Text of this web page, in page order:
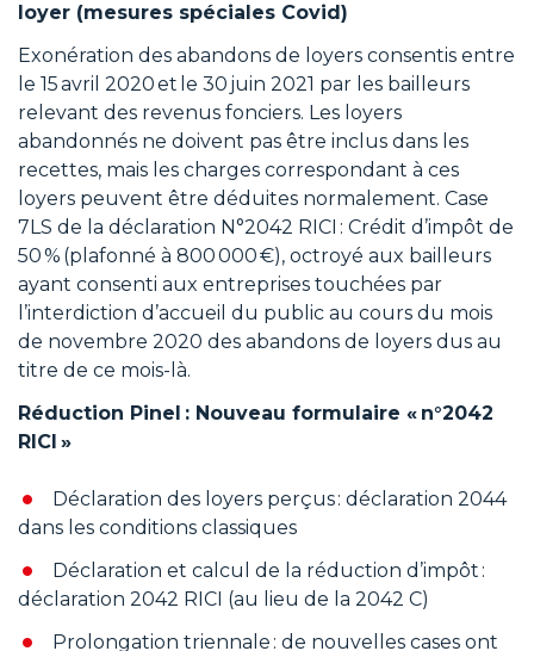
loyer (mesures spéciales Covid)
Exonération des abandons de loyers consentis entre
le 15 avril 2020 et le 30 juin 2021 par les bailleurs
relevant des revenus fonciers. Les loyers
abandonnés ne doivent pas être inclus dans les
recettes, mais les charges correspondant à ces
loyers peuvent être déduites normalement. Case
7LS de la déclaration N°2042 RICI : Crédit d’impôt de
50 % (plafonné à 800 000 €), octroyé aux bailleurs
ayant consenti aux entreprises touchées par
l’interdiction d’accueil du public au cours du mois
de novembre 2020 des abandons de loyers dus au
titre de ce mois-là.
Réduction Pinel : Nouveau formulaire « n°2042
RICI »
Déclaration des loyers perçus : déclaration 2044
dans les conditions classiques
Déclaration et calcul de la réduction d’impôt :
déclaration 2042 RICI (au lieu de la 2042 C)
Prolongation triennale : de nouvelles cases ont